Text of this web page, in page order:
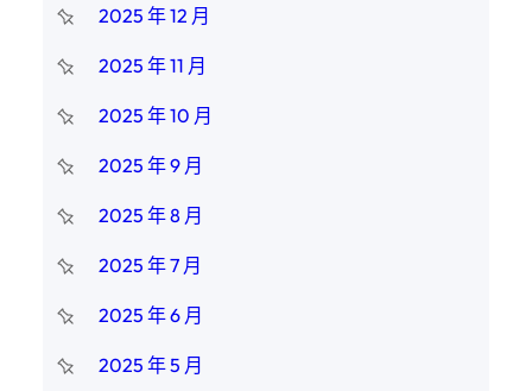
2025 年 12 月
2025 年 11 月
2025 年 10 月
2025 年 9 月
2025 年 8 月
2025 年 7 月
2025 年 6 月
2025 年 5 月